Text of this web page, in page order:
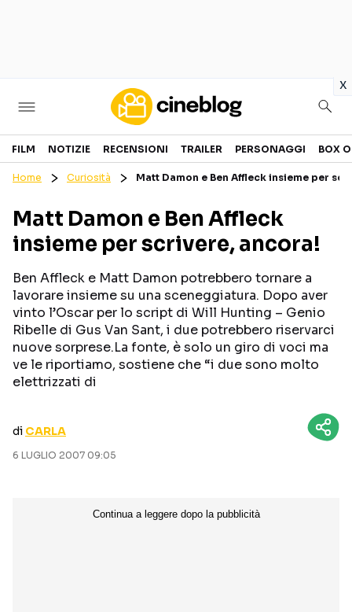
x
Cinema
GENERI
PERSONAGGI
CANALI STREAMING
Categorie
NOTIZIE
CURIOSITÀ
TRAILER
BOX OFFICE
FILM NOTIZIE RECENSIONI TRAILER PERSONAGGI BOX
Home Curiosità Matt Damon e Ben Affleck insieme per
Matt Damon e Ben Affleck
insieme per scrivere, ancora!
Ben Affleck e Matt Damon potrebbero tornare a
lavorare insieme su una sceneggiatura. Dopo aver
vinto l’Oscar per lo script di Will Hunting – Genio
Ribelle di Gus Van Sant, i due potrebbero riservarci
nuove sorprese.La fonte, è solo un giro di voci ma
ve le riportiamo, sostiene che “i due sono molto
elettrizzati di
di CARLA
6 LUGLIO 2007 09:05